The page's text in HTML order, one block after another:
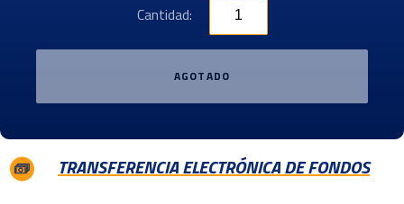
Cantidad:
AGOTADO
TRANSFERENCIA ELECTRÓNICA DE FONDOS